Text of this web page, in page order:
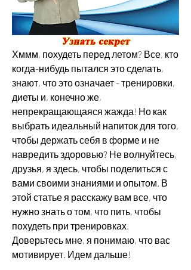
Хммм, похудеть перед летом? Все, кто
когда-нибудь пытался это сделать,
знают, что это означает - тренировки,
диеты и, конечно же,
непрекращающаяся жажда! Но как
выбрать идеальный напиток для того,
чтобы держать себя в форме и не
навредить здоровью? Не волнуйтесь,
друзья, я здесь, чтобы поделиться с
вами своими знаниями и опытом. В
этой статье я расскажу вам все, что
нужно знать о том, что пить, чтобы
похудеть при тренировках.
Доверьтесь мне, я понимаю, что вас
мотивирует. Идем дальше!